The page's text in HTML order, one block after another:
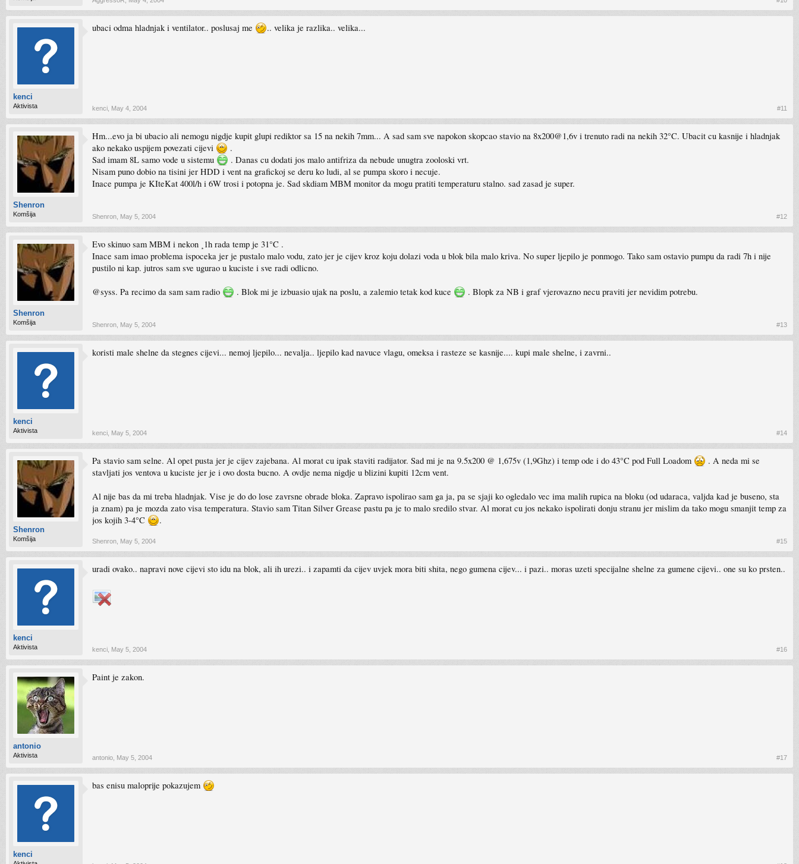
kenci
Aktivista
ubaci odma hladnjak i ventilator.. poslusaj me .. velika je razlika.. velika...
kenci May 4, 2004 #11
Shenron
Komšija
Hm...evo ja bi ubacio ali nemogu nigdje kupit glupi rediktor sa 15 na nekih 7mm... A sad sam sve napokon skopcao stavio na 8x200@1,6v i trenuto radi na nekih 32°C. Ubacit cu kasnije i hladnjak
ako nekako uspijem povezati cijevi
.
Sad imam 8L samo vode u sistemu
. Danas cu dodati jos malo antifriza da nebude unugtra zooloski vrt.
Nisam puno dobio na tisini jer HDD i vent na grafickoj se deru ko ludi, al se pumpa skoro i necuje.
Inace pumpa je KIteKat 400l/h i 6W trosi i potopna je. Sad skdiam MBM monitor da mogu pratiti temperaturu stalno. sad zasad je super.
Shenron May 5, 2004 #12
Shenron
Komšija
Evo skinuo sam MBM i nekon ¸1h rada temp je 31°C .
Inace sam imao problema ispoceka jer je pustalo malo vodu, zato jer je cijev kroz koju dolazi voda u blok bila malo kriva. No super ljepilo je ponmogo. Tako sam ostavio pumpu da radi 7h i nije
pustilo ni kap. jutros sam sve ugurao u kuciste i sve radi odlicno.
@syss. Pa recimo da sam sam radio . Blok mi je izbuasio ujak na poslu, a zalemio tetak kod kuce . Blopk za NB i graf vjerovazno necu praviti jer nevidim potrebu.
Shenron May 5, 2004 #13
kenci
Aktivista
koristi male shelne da stegnes cijevi... nemoj ljepilo... nevalja.. ljepilo kad navuce vlagu, omeksa i rasteze se kasnije.... kupi male shelne, i zavrni..
kenci May 5, 2004 #14
Shenron
Komšija
Pa stavio sam selne. Al opet pusta jer je cijev zajebana. Al morat cu ipak staviti radijator. Sad mi je na 9.5x200 @ 1,675v (1,9Ghz) i temp ode i do 43°C pod Full Loadom
. A neda mi se
stavljati jos ventova u kuciste jer je i ovo dosta bucno. A ovdje nema nigdje u blizini kupiti 12cm vent.
Al nije bas da mi treba hladnjak. Vise je do do lose zavrsne obrade bloka. Zapravo ispolirao sam ga ja, pa se sjaji ko ogledalo vec ima malih rupica na bloku (od udaraca, valjda kad je buseno, sta
ja znam) pa je mozda zato visa temperatura. Stavio sam Titan Silver Grease pastu pa je to malo sredilo stvar. Al morat cu jos nekako ispolirati donju stranu jer mislim da tako mogu smanjit temp za
jos kojih 3-4°C
.
Shenron May 5, 2004 #15
kenci
Aktivista
uradi ovako.. napravi nove cijevi sto idu na blok, ali ih urezi.. i zapamti da cijev uvjek mora biti shita, nego gumena cijev... i pazi.. moras uzeti specijalne shelne za gumene cijevi.. one su ko prsten..
kenci May 5, 2004 #16
antonio
Aktivista
Paint je zakon.
antonio May 5, 2004 #17
kenci
bas enisu maloprije pokazujem